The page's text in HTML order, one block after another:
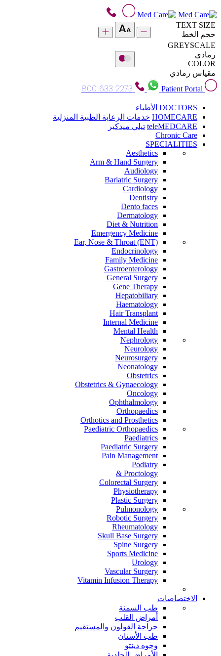
TEXT SIZE
حجم الخط
GREYSCALE
رمادي
COLOR
مقياس رمادي
Patient Portal
800 633 2273
DOCTORS الأطباء
HOMECARE خدمات الرعاية الطبية المنزلية
teleMEDCARE تيلي ميدكير
Chronic Care
SPECIALITIES
Aesthetics
Arm & Hand Surgery
Audiology
Bariatric Surgery
Cardiology
Dentistry
Dento faces
Dermatology
Diet & Nutrition
Emergency Medicine
Ear, Nose & Throat (ENT)
Endocrinology
Family Medicine
Gastroenterology
General Surgery
Gene Therapy
Hepatobiliary
Haematology
Hair Transplant
Internal Medicine
Mental Health
Nephrology
Neurology
Neurosurgery
Neonatology
Obstetrics
Obstetrics & Gynaecology
Oncology
Ophthalmology
Orthopaedics
Orthotics and Prosthetics
Paediatric Orthopaedics
Paediatrics
Paediatric Surgery
Pain Management
Podiatry
Proctology &
Colorectal Surgery
Physiotherapy
Plastic Surgery
Pulmonology
Robotic Surgery
Rheumatology
Skull Base Surgery
Spine Surgery
Sports Medicine
Urology
Vascular Surgery
Vitamin Infusion Therapy
الاختصاصات
طب السمنة
أمراض القلب
جراحة القولون والمستقيم
طب الأسنان
وجوه دينتو